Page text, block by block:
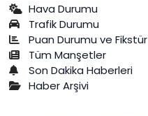
Hava Durumu
Trafik Durumu
Puan Durumu ve Fikstür
Tüm Manşetler
Son Dakika Haberleri
Haber Arşivi